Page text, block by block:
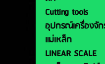
Cutting tools
อุปกรณ์เครื่องจั
แม่เหล็ก
LINEAR SCALE